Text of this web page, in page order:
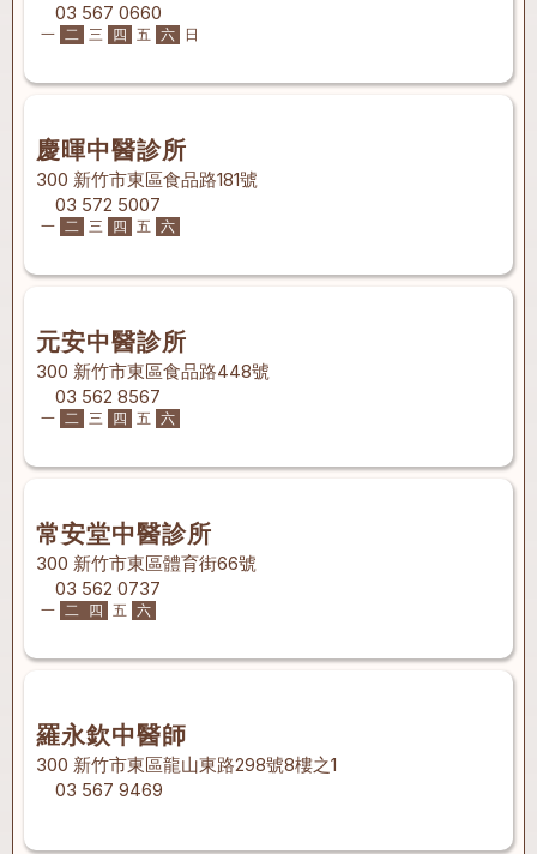
03 567 0660
一 二 三 四 五 六 日
慶暉中醫診所
300 新竹市東區食品路181號
03 572 5007
一 二 三 四 五 六
元安中醫診所
300 新竹市東區食品路448號
03 562 8567
一 二 三 四 五 六
常安堂中醫診所
300 新竹市東區體育街66號
03 562 0737
一 二 四 五 六
羅永欽中醫師
300 新竹市東區龍山東路298號8樓之1
03 567 9469